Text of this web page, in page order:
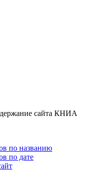
сайта КНИА
по названию
по дате